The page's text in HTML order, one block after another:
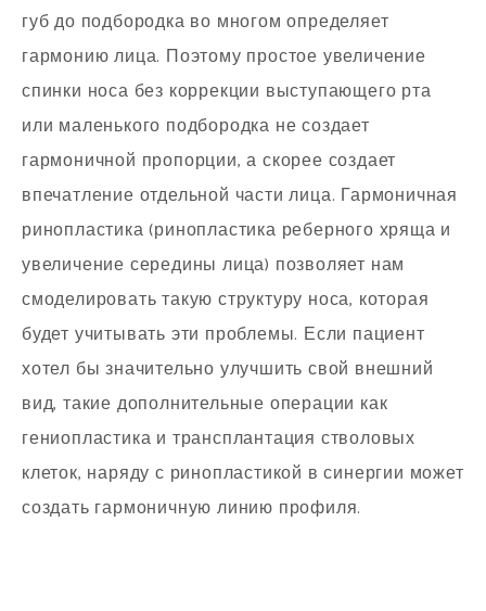
губ до подбородка во многом определяет
гармонию лица. Поэтому простое увеличение
спинки носа без коррекции выступающего рта
или маленького подбородка не создает
гармоничной пропорции, а скорее создает
впечатление отдельной части лица. Гармоничная
ринопластика (ринопластика реберного хряща и
увеличение середины лица) позволяет нам
смоделировать такую структуру носа, которая
будет учитывать эти проблемы. Если пациент
хотел бы значительно улучшить свой внешний
вид, такие дополнительные операции как
гениопластика и трансплантация стволовых
клеток, наряду с ринопластикой в синергии может
создать гармоничную линию профиля.